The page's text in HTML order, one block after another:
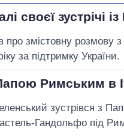
своєї зустрічі
про змістовну
за підтримку України.
Римським в
зустрівся з
Гандольфо під